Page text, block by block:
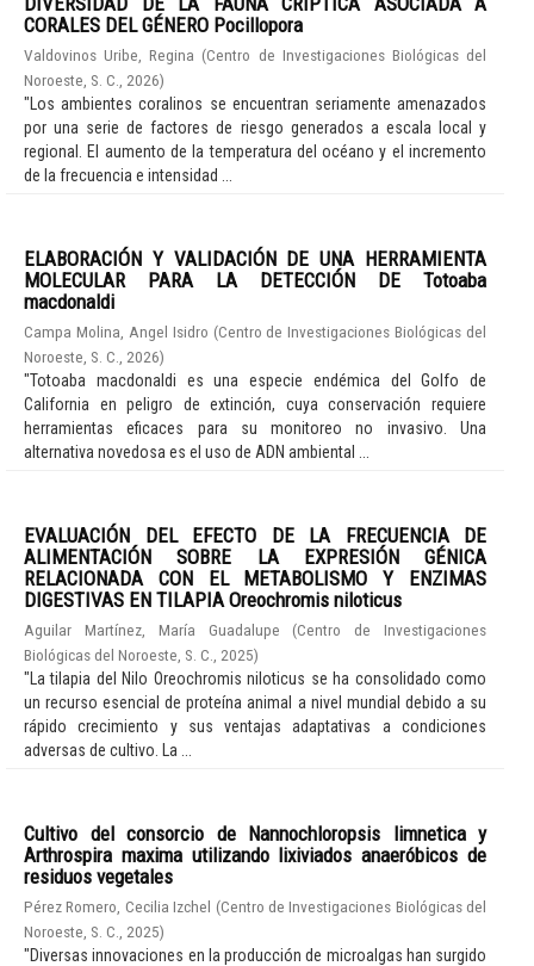
CORALES DEL GÉNERO Pocillopora
Valdovinos Uribe, Regina (Centro de Investigaciones Biológicas del
Noroeste, S. C.
2026)
"Los ambientes coralinos se encuentran seriamente amenazados
por una serie de factores de riesgo generados a escala local y
regional. El aumento de la temperatura del océano y el incremento
de la frecuencia e intensidad ...
ELABORACIÓN Y VALIDACIÓN DE UNA HERRAMIENTA
MOLECULAR PARA LA DETECCIÓN DE Totoaba
macdonaldi
Campa Molina, Angel Isidro (Centro de Investigaciones Biológicas del
Noroeste, S. C.
2026)
"Totoaba macdonaldi es una especie endémica del Golfo de
California en peligro de extinción, cuya conservación requiere
herramientas eficaces para su monitoreo no invasivo. Una
alternativa novedosa es el uso de ADN ambiental ...
EVALUACIÓN DEL EFECTO DE LA FRECUENCIA DE
ALIMENTACIÓN SOBRE LA EXPRESIÓN GÉNICA
RELACIONADA CON EL METABOLISMO Y ENZIMAS
DIGESTIVAS EN TILAPIA Oreochromis niloticus
Aguilar Martínez, María Guadalupe (Centro de Investigaciones
Biológicas del Noroeste, S. C.
2025)
"La tilapia del Nilo Oreochromis niloticus se ha consolidado como
un recurso esencial de proteína animal a nivel mundial debido a su
rápido crecimiento y sus ventajas adaptativas a condiciones
adversas de cultivo. La ...
Cultivo del consorcio de Nannochloropsis limnetica y
Arthrospira maxima utilizando lixiviados anaeróbicos de
residuos vegetales
Pérez Romero, Cecilia Izchel (Centro de Investigaciones Biológicas del
Noroeste, S. C.
2025)
"Diversas innovaciones en la producción de microalgas han surgido